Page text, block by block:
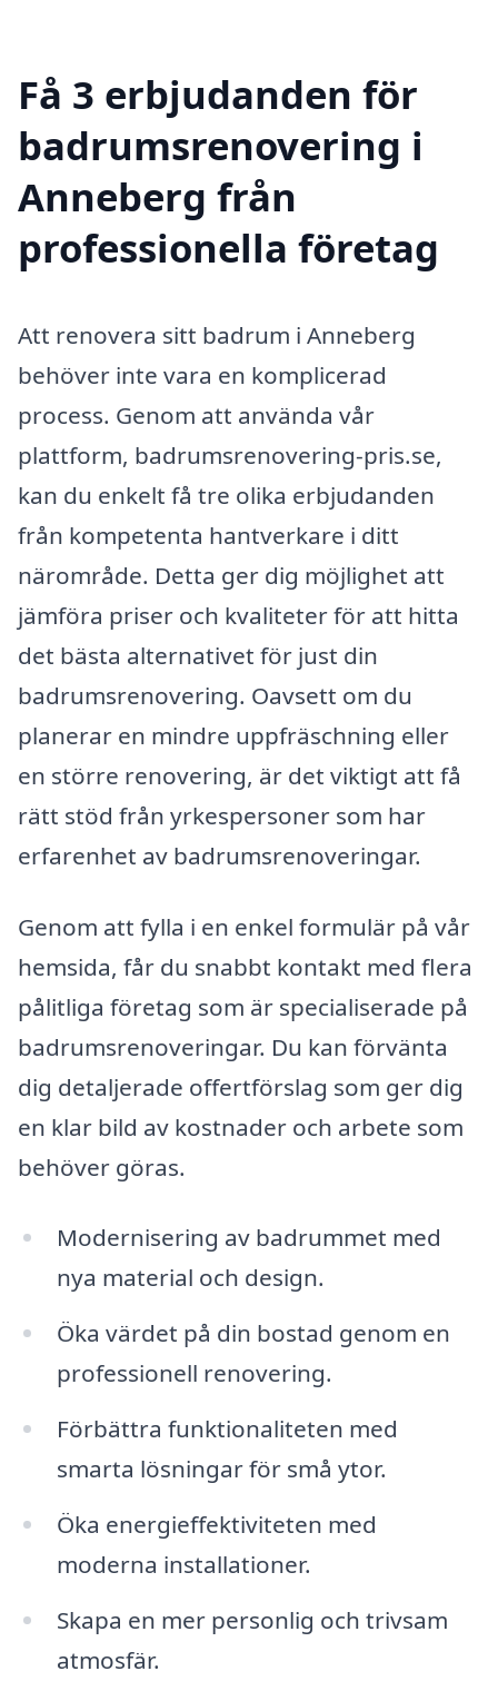
Få 3 erbjudanden för
badrumsrenovering i
Anneberg från
professionella företag
Att renovera sitt badrum i Anneberg
behöver inte vara en komplicerad
process. Genom att använda vår
plattform, badrumsrenovering-pris.se,
kan du enkelt få tre olika erbjudanden
från kompetenta hantverkare i ditt
närområde. Detta ger dig möjlighet att
jämföra priser och kvaliteter för att hitta
det bästa alternativet för just din
badrumsrenovering. Oavsett om du
planerar en mindre uppfräschning eller
en större renovering, är det viktigt att få
rätt stöd från yrkespersoner som har
erfarenhet av badrumsrenoveringar.
Genom att fylla i en enkel formulär på vår
hemsida, får du snabbt kontakt med flera
pålitliga företag som är specialiserade på
badrumsrenoveringar. Du kan förvänta
dig detaljerade offertförslag som ger dig
en klar bild av kostnader och arbete som
behöver göras.
Modernisering av badrummet med
nya material och design.
Öka värdet på din bostad genom en
professionell renovering.
Förbättra funktionaliteten med
smarta lösningar för små ytor.
Öka energieffektiviteten med
moderna installationer.
Skapa en mer personlig och trivsam
atmosfär.